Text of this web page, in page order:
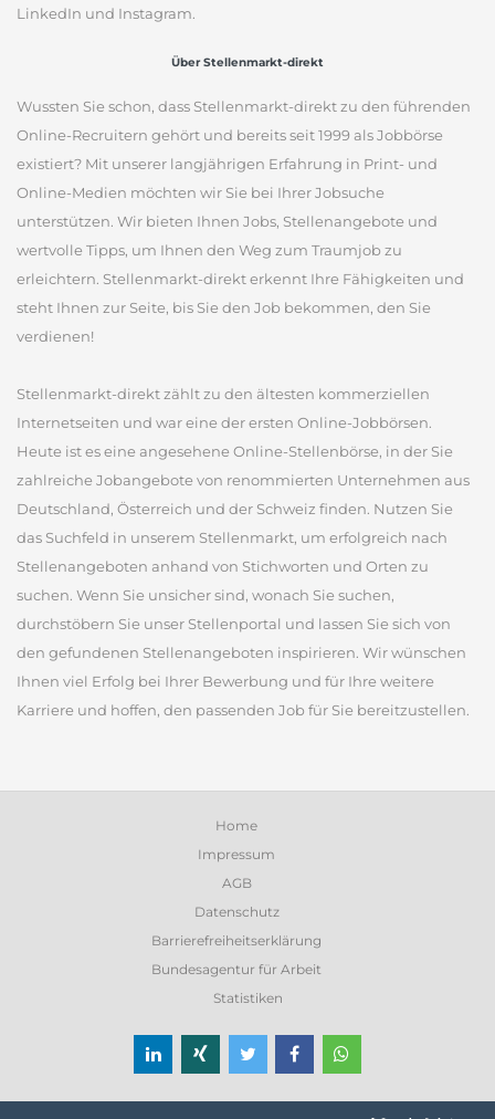
LinkedIn und Instagram.
Über Stellenmarkt-direkt
Wussten Sie schon, dass Stellenmarkt-direkt zu den führenden
Online-Recruitern gehört und bereits seit 1999 als Jobbörse
existiert? Mit unserer langjährigen Erfahrung in Print- und
Online-Medien möchten wir Sie bei Ihrer Jobsuche
unterstützen. Wir bieten Ihnen Jobs, Stellenangebote und
wertvolle Tipps, um Ihnen den Weg zum Traumjob zu
erleichtern. Stellenmarkt-direkt erkennt Ihre Fähigkeiten und
steht Ihnen zur Seite, bis Sie den Job bekommen, den Sie
verdienen!
Stellenmarkt-direkt zählt zu den ältesten kommerziellen
Internetseiten und war eine der ersten Online-Jobbörsen.
Heute ist es eine angesehene Online-Stellenbörse, in der Sie
zahlreiche Jobangebote von renommierten Unternehmen aus
Deutschland, Österreich und der Schweiz finden. Nutzen Sie
das Suchfeld in unserem Stellenmarkt, um erfolgreich nach
Stellenangeboten anhand von Stichworten und Orten zu
suchen. Wenn Sie unsicher sind, wonach Sie suchen,
durchstöbern Sie unser Stellenportal und lassen Sie sich von
den gefundenen Stellenangeboten inspirieren. Wir wünschen
Ihnen viel Erfolg bei Ihrer Bewerbung und für Ihre weitere
Karriere und hoffen, den passenden Job für Sie bereitzustellen.
Home
Impressum
AGB
Datenschutz
Barrierefreiheitserklärung
Bundesagentur für Arbeit
Statistiken